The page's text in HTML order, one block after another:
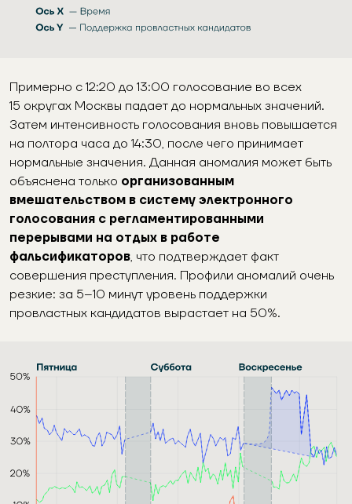
Примерно с 12:20 до 13:00 голосование во всех
15 округах Москвы падает до нормальных значений.
Затем интенсивность голосования вновь повышается
на полтора часа до 14:30, после чего принимает
нормальные значения. Данная аномалия может быть
объяснена только организованным
вмешательством в систему электронного
голосования с регламентированными
перерывами на отдых в работе
фальсификаторов, что подтверждает факт
совершения преступления. Профили аномалий очень
резкие: за 5–10 минут уровень поддержки
провластных кандидатов вырастает на 50%.